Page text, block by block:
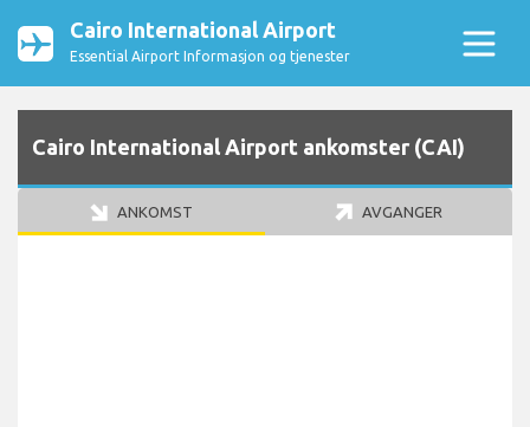
Cairo International Airport
Essential Airport Informasjon og tjenester
Cairo International Airport ankomster (CAI)
ANKOMST AVGANGER